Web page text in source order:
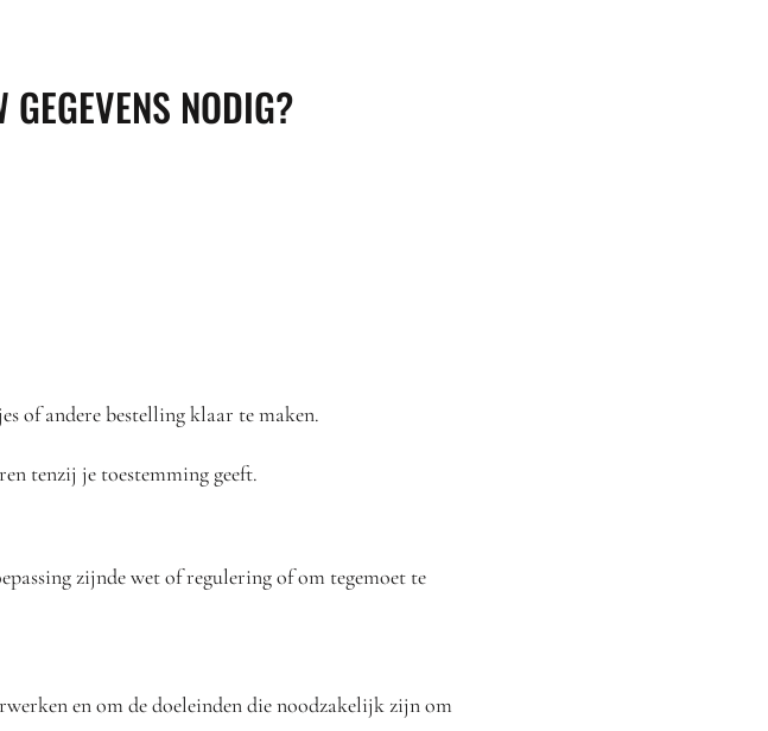
NODIG?
of andere bestelling klaar te maken.
tenzij je toestemming geeft.
zijnde wet of regulering of om tegemoet te
en om de doeleinden die noodzakelijk zijn om